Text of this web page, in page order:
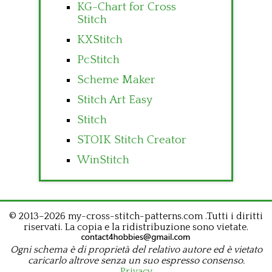
KG-Chart for Cross
Stitch
KXStitch
PcStitch
Scheme Maker
Stitch Art Easy
Stitch
STOIK Stitch Creator
WinStitch
© 2013–2026 my-cross-stitch-patterns.com .Tutti i diritti
riservati. La copia e la ridistribuzione sono vietate.
Ogni schema è di proprietà del relativo autore ed è vietato
caricarlo altrove senza un suo espresso consenso.